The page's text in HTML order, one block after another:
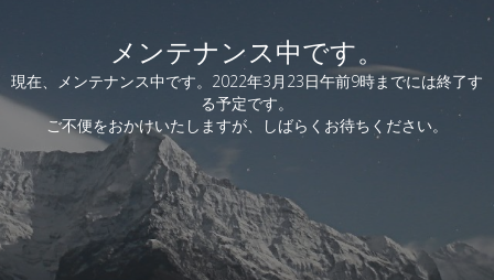
メンテナンス中です。
現在、メンテナンス中です。2022年3月23日午前9時までには終了す
る予定です。
ご不便をおかけいたしますが、しばらくお待ちください。